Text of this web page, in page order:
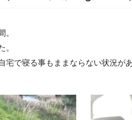
。
。
宅で寝る事もままならない状況が